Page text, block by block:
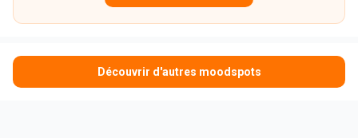
Découvrir d'autres moodspots